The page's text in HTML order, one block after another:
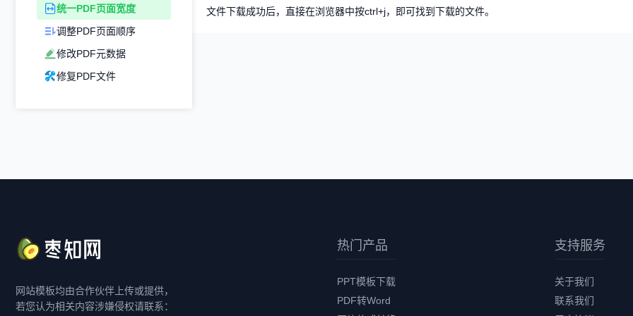
统一PDF页面宽度
调整PDF页面顺序
修改PDF元数据
修复PDF文件
文件下载成功后，直接在浏览器中按ctrl+j，即可找到下载的文件。
网站模板均由合作伙伴上传或提供，
若您认为相关内容涉嫌侵权请联系：
热门产品
PPT模板下载
PDF转Word
支持服务
关于我们
联系我们